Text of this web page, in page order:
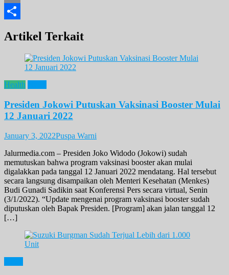
Email
Artikel Terkait
Health
Presiden Jokowi Putuskan Vaksinasi Booster Mulai
12 Januari 2022
January 3, 2022Puspa Warni
Jalurmedia.com – Presiden Joko Widodo (Jokowi) sudah
memutuskan bahwa program vaksinasi booster akan mulai
digalakkan pada tanggal 12 Januari 2022 mendatang. Hal tersebut
secara langsung disampaikan oleh Menteri Kesehatan (Menkes)
Budi Gunadi Sadikin saat Konferensi Pers secara virtual, Senin
(3/1/2022). “Update mengenai program vaksinasi booster sudah
diputuskan oleh Bapak Presiden. [Program] akan jalan tanggal 12
[…]